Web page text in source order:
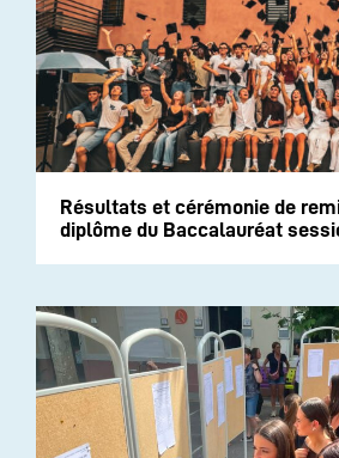
Résultats et cérémonie de
diplôme du Baccalauréat